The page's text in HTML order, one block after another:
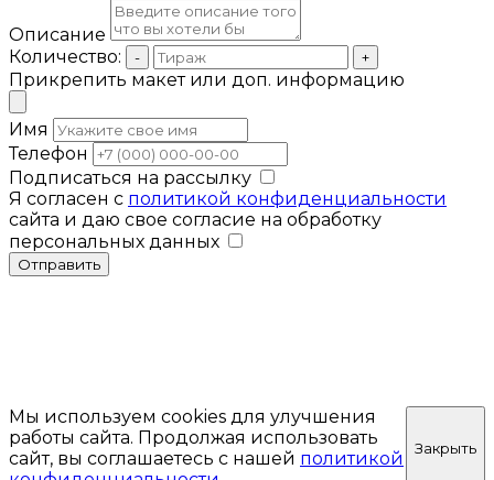
Описание
Количество:
- +
Прикрепить макет или доп. информацию
Имя
Телефон
Подписаться на рассылку
Я согласен с политикой конфиденциальности
сайта и даю свое согласие на обработку
персональных данных
Отправить
Мы используем cookies для улучшения
работы сайта. Продолжая использовать
сайт, вы соглашаетесь с нашей политикой
Закрыть